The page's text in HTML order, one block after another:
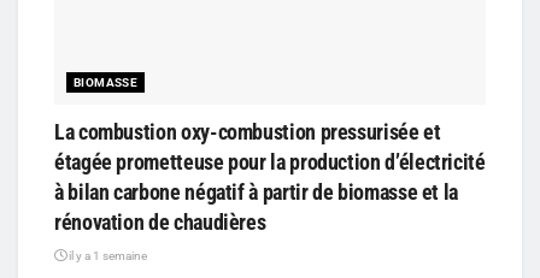
BIOMASSE
La combustion oxy-combustion pressurisée et
étagée prometteuse pour la production d’électricité
à bilan carbone négatif à partir de biomasse et la
rénovation de chaudières
il y a 1 semaine